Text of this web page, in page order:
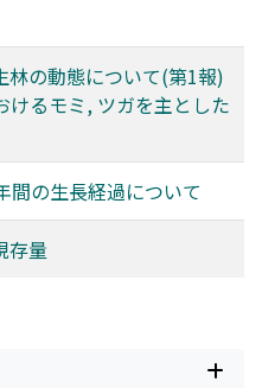
の動態について(第1報)
けるモミ, ツガを主とした
間の生長経過について
存量